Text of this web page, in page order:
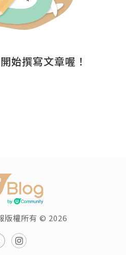
始撰寫文章喔！
版權所有 © 2026